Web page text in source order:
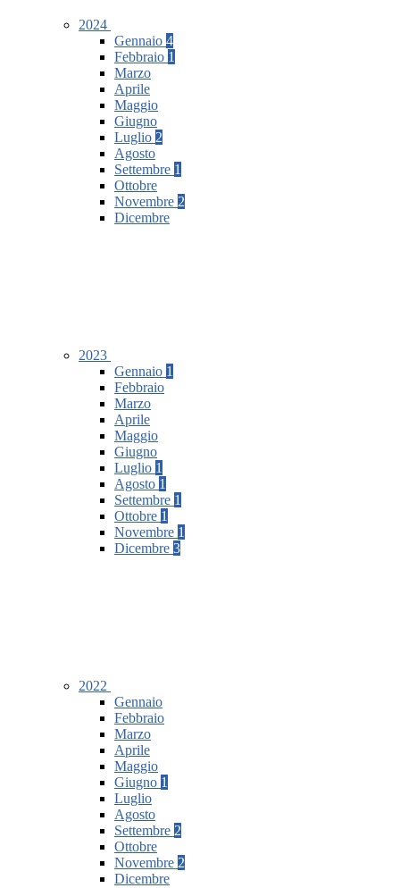
2024
Gennaio 4
Febbraio 1
Marzo
Aprile
Maggio
Giugno
Luglio 2
Agosto
Settembre 1
Ottobre
Novembre 2
Dicembre
2023
Gennaio 1
Febbraio
Marzo
Aprile
Maggio
Giugno
Luglio 1
Agosto 1
Settembre 1
Ottobre 1
Novembre 1
Dicembre 3
2022
Gennaio
Febbraio
Marzo
Aprile
Maggio
Giugno 1
Luglio
Agosto
Settembre 2
Ottobre
Novembre 2
Dicembre